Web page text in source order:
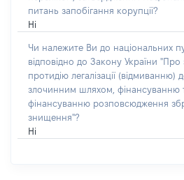
питань запобігання корупції?
Ні
Чи належите Ви до національних
відповідно до Закону України "Про
протидію легалізації (відмиванню)
злочинним шляхом, фінансуванню
фінансуванню розповсюдження
знищення"?
Ні